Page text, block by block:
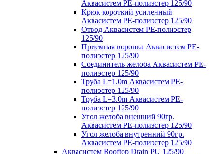
Аквасистем PE-полиэстер 125/90
Крюк короткий усиленный
Аквасистем PE-полиэстер 125/90
Отвод Аквасистем РЕ-полиэстер
125/90
Приемная воронка Аквасистем PE-
полиэстер 125/90
Соединитель желоба Аквасистем PE-
полиэстер 125/90
Труба L=1.0m Аквасистем PE-
полиэстер 125/90
Труба L=3.0m Аквасистем PE-
полиэстер 125/90
Угол желоба внешний 90гр.
Аквасистем PE-полиэстер 125/90
Угол желоба внутренний 90гр.
Аквасистем PE-полиэстер 125/90
Аквасистем Rooftop Drain PU 125/90